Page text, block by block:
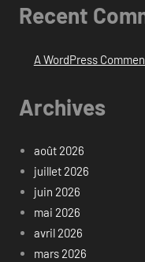
Recent
A WordPress
Archives
août 2026
juillet 2026
juin 2026
mai 2026
avril 2026
mars 2026